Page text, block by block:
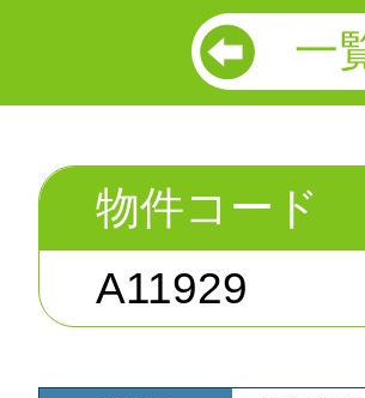
一
物件コード
A11929